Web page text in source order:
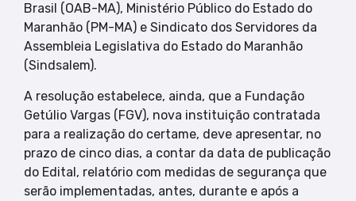
Brasil (OAB-MA), Ministério Público do Estado do
Maranhão (PM-MA) e Sindicato dos Servidores da
Assembleia Legislativa do Estado do Maranhão
(Sindsalem).
A resolução estabelece, ainda, que a Fundação
Getúlio Vargas (FGV), nova instituição contratada
para a realização do certame, deve apresentar, no
prazo de cinco dias, a contar da data de publicação
do Edital, relatório com medidas de segurança que
serão implementadas, antes, durante e após a